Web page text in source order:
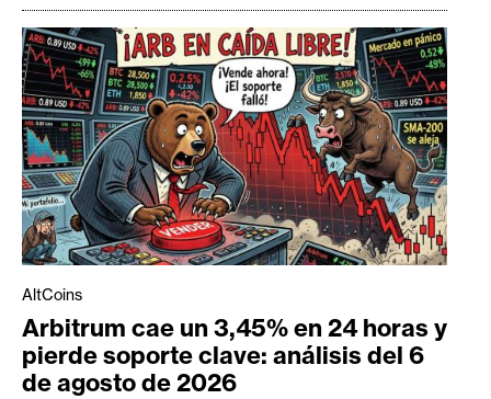
AltCoins
Arbitrum cae un 3,45% en 24 horas y
pierde soporte clave: análisis del 6
de agosto de 2026